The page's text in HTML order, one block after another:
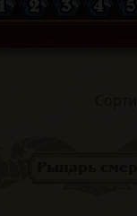
2 3 4 5